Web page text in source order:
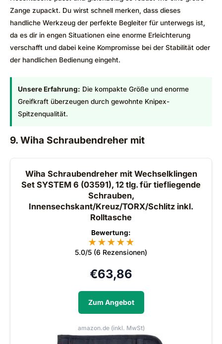
Zange zupackt. Du wirst schnell merken, dass dieses
handliche Werkzeug der perfekte Begleiter für unterwegs ist,
da es dir in engen Situationen eine enorme Erleichterung
verschafft und dabei keine Kompromisse bei der Stabilität oder
der handlichen Bedienung eingeht.
Unsere Erfahrung: Die kompakte Größe und enorme
Greifkraft überzeugen durch gewohnte Knipex-
Spitzenqualität.
9. Wiha Schraubendreher mit
Wiha Schraubendreher mit Wechselklingen
Set SYSTEM 6 (03591), 12 tlg. für tiefliegende
Schrauben,
Innensechskant/Kreuz/TORX/Schlitz inkl.
Rolltasche
Bewertung:
★★★★★
5.0/5 (6 Rezensionen)
€63,86
Zum Angebot
amazon.de (inkl. MwSt)